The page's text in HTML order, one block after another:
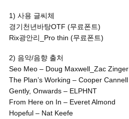
1) 사용 글씨체
경기천년바탕OTF (무료폰트)
Rix광안리_Pro thin (무료폰트)
2) 음악/음향 출처
Seo Meo – Doug Maxwell_Zac Zinger
The Plan’s Working – Cooper Cannell
Gently, Onwards – ELPHNT
From Here on In – Everet Almond
Hopeful – Nat Keefe